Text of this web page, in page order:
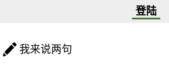
登陆
我来说两句